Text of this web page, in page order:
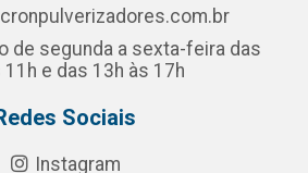
de segunda a sexta-feira das
11h e das 13h às 17h
Sociais
Instagram